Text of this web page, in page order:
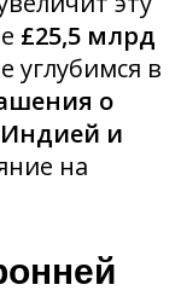
£25,5 млрд
углубимся в
о
и
на